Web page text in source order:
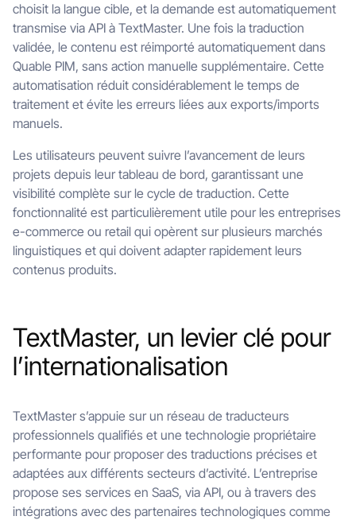
choisit la langue cible, et la demande est automatiquement
transmise via API à TextMaster. Une fois la traduction
validée, le contenu est réimporté automatiquement dans
Quable PIM, sans action manuelle supplémentaire. Cette
automatisation réduit considérablement le temps de
traitement et évite les erreurs liées aux exports/imports
manuels.
Les utilisateurs peuvent suivre l’avancement de leurs
projets depuis leur tableau de bord, garantissant une
visibilité complète sur le cycle de traduction. Cette
fonctionnalité est particulièrement utile pour les entreprises
e-commerce ou retail qui opèrent sur plusieurs marchés
linguistiques et qui doivent adapter rapidement leurs
contenus produits.
TextMaster, un levier clé pour
l’internationalisation
TextMaster s’appuie sur un réseau de traducteurs
professionnels qualifiés et une technologie propriétaire
performante pour proposer des traductions précises et
adaptées aux différents secteurs d’activité. L’entreprise
propose ses services en SaaS, via API, ou à travers des
intégrations avec des partenaires technologiques comme